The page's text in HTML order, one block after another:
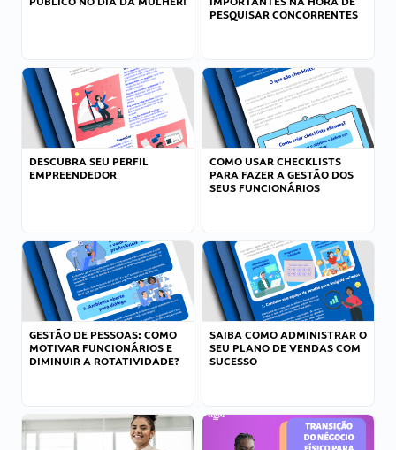
PESQUISAR CONCORRENTES
DESCUBRA SEU PERFIL
EMPREENDEDOR
COMO USAR CHECKLISTS
PARA FAZER A GESTÃO DOS
SEUS FUNCIONÁRIOS
GESTÃO DE PESSOAS: COMO
MOTIVAR FUNCIONÁRIOS E
DIMINUIR A ROTATIVIDADE?
SAIBA COMO ADMINISTRAR O
SEU PLANO DE VENDAS COM
SUCESSO